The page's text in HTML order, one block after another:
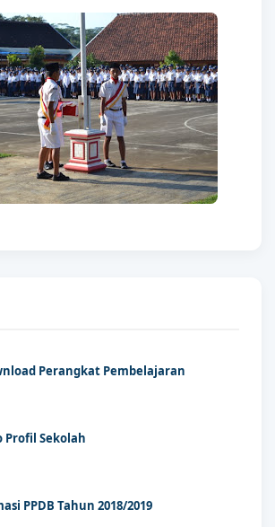
Perangkat Pembelajaran
Profil Sekolah
PPDB Tahun 2018/2019